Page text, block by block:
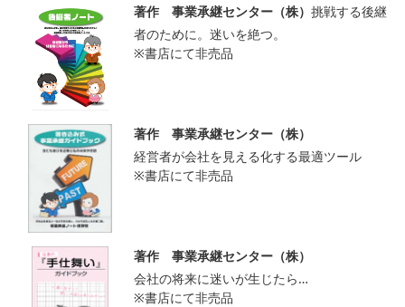
著作 事業承継センター（株） 挑戦する後継
者のために。迷いを絶つ。
※書店にて非売品
著作 事業承継センター（株）
経営者が会社を見える化する最適ツール
※書店にて非売品
著作 事業承継センター（株）
会社の将来に迷いが生じたら…
※書店にて非売品